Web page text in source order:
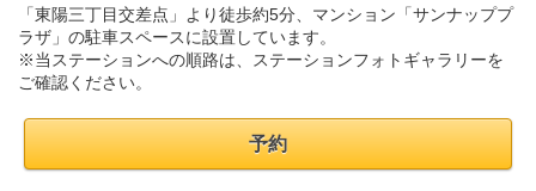
「東陽三丁目交差点」より徒歩約5分、マンション「サンナッププ
ラザ」の駐車スペースに設置しています。
※当ステーションへの順路は、ステーションフォトギャラリーを
ご確認ください。
予約